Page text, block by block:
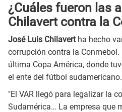
¿Cuáles fueron las
Chilavert contra la
José Luis Chilavertha hecho
corrupción contra la
última Copa América, donde
el ente del fútbol sudamericano.
"El VAR llegó para legalizar la
Sudamérica… La empresa que